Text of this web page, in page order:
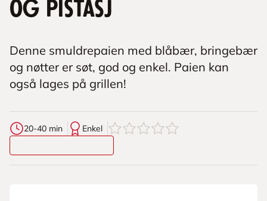
og pistasj
Denne smuldrepaien med blåbær, bringebær
og nøtter er søt, god og enkel. Paien kan
også lages på grillen!
20-40 min Enkel 0av5stjerner